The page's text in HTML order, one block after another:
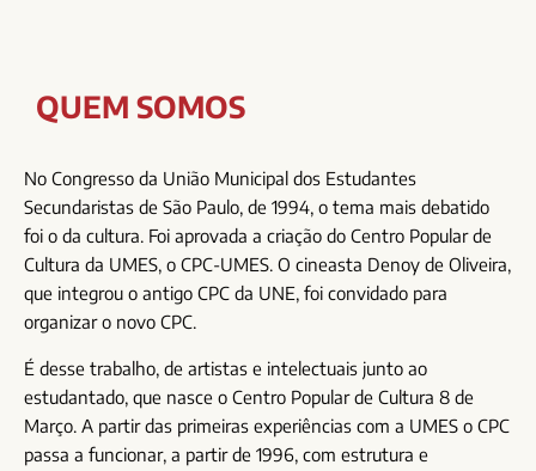
QUEM SOMOS
No Congresso da União Municipal dos Estudantes
Secundaristas de São Paulo, de 1994, o tema mais debatido
foi o da cultura. Foi aprovada a criação do Centro Popular de
Cultura da UMES, o CPC-UMES. O cineasta Denoy de Oliveira,
que integrou o antigo CPC da UNE, foi convidado para
organizar o novo CPC.
É desse trabalho, de artistas e intelectuais junto ao
estudantado, que nasce o Centro Popular de Cultura 8 de
Março. A partir das primeiras experiências com a UMES o CPC
passa a funcionar, a partir de 1996, com estrutura e